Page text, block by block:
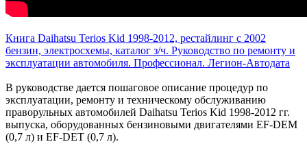
Книга Daihatsu Terios Kid 1998-2012, рестайлинг с 2002
бензин, электросхемы, каталог з/ч. Руководство по ремонту и
эксплуатации автомобиля. Профессионал. Легион-Aвтодата
В руководстве дается пошаговое описание процедур по
эксплуатации, ремонту и техническому обслуживанию
праворульных автомобилей Daihatsu Terios Kid 1998-2012 гг.
выпуска, оборудованных бензиновыми двигателями EF-DEM
(0,7 л) и EF-DEТ (0,7 л).